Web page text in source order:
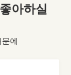
아하실
에